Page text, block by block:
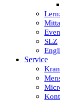
SLZ
Service